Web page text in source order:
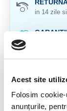
Acest site
Folosim
anunțurile,
in 14 zile
Provenienta :